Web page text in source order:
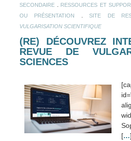
SECONDAIRE RESSOURCES ET
OU PRÉSENTATION
SITE DE
VULGARISATION SCIENTIFIQUE
(RE) DÉCOUVREZ
REVUE DE
SCIENCES
[…]